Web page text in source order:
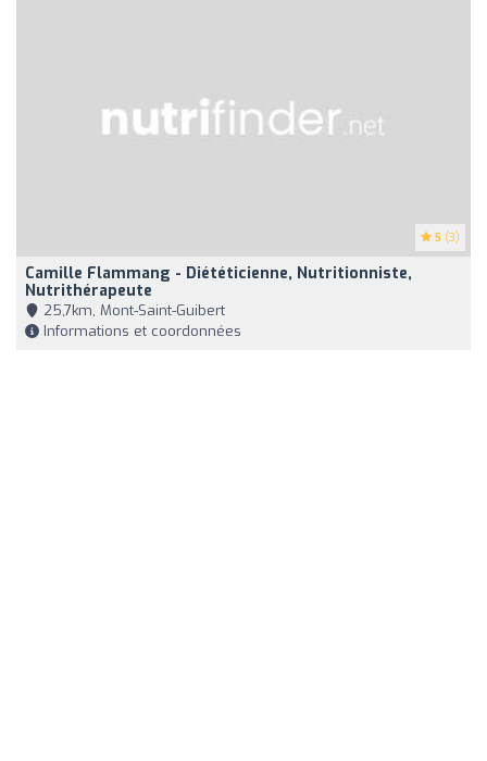
5 (3)
Camille Flammang - Diététicienne, Nutritionniste,
Nutrithérapeute
25,7km, Mont-Saint-Guibert
Informations et coordonnées